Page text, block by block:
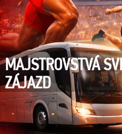
MAJSTROVSTVÁ
ZÁJAZD